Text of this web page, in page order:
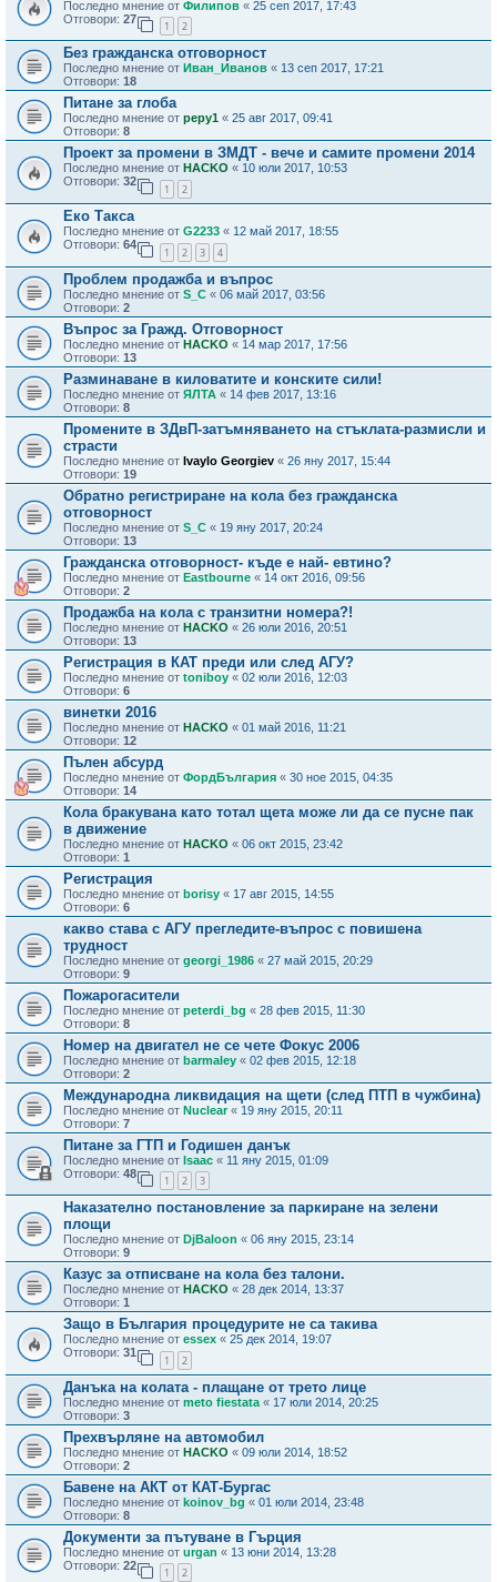
Последно мнение от Филипов « 25 сеп 2017, 17:43
Отговори: 27
1 2
Без гражданска отговорност
Последно мнение от Иван_Иванов « 13 сеп 2017, 17:21
Отговори: 18
Питане за глоба
Последно мнение от pepy1 « 25 авг 2017, 09:41
Отговори: 8
Проект за промени в ЗМДТ - вече и самите промени 2014
Последно мнение от HACKO « 10 юли 2017, 10:53
Отговори: 32
1 2
Еко Такса
Последно мнение от G2233 « 12 май 2017, 18:55
Отговори: 64
1 2 3 4
Проблем продажба и въпрос
Последно мнение от S_C « 06 май 2017, 03:56
Отговори: 2
Въпрос за Гражд. Отговорност
Последно мнение от HACKO « 14 мар 2017, 17:56
Отговори: 13
Разминаване в киловатите и конските сили!
Последно мнение от ЯЛТА « 14 фев 2017, 13:16
Отговори: 8
Промените в ЗДвП-затъмняването на стъклата-размисли и
страсти
Последно мнение от Ivaylo Georgiev « 26 яну 2017, 15:44
Отговори: 19
Обратно регистриране на кола без гражданска
отговорност
Последно мнение от S_C « 19 яну 2017, 20:24
Отговори: 13
Гражданска отговорност- къде е най- евтино?
Последно мнение от Eastbourne « 14 окт 2016, 09:56
Отговори: 2
Продажба на кола с транзитни номера?!
Последно мнение от HACKO « 26 юли 2016, 20:51
Отговори: 13
Регистрация в КАТ преди или след АГУ?
Последно мнение от toniboy « 02 юли 2016, 12:03
Отговори: 6
винетки 2016
Последно мнение от HACKO « 01 май 2016, 11:21
Отговори: 12
Пълен абсурд
Последно мнение от ФордБългария « 30 ное 2015, 04:35
Отговори: 14
Кола бракувана като тотал щета може ли да се пусне пак
в движение
Последно мнение от HACKO « 06 окт 2015, 23:42
Отговори: 1
Регистрация
Последно мнение от borisy « 17 авг 2015, 14:55
Отговори: 6
какво става с АГУ прегледите-въпрос с повишена
трудност
Последно мнение от georgi_1986 « 27 май 2015, 20:29
Отговори: 9
Пожарогасители
Последно мнение от peterdi_bg « 28 фев 2015, 11:30
Отговори: 8
Номер на двигател не се чете Фокус 2006
Последно мнение от barmaley « 02 фев 2015, 12:18
Отговори: 2
Международна ликвидация на щети (след ПТП в чужбина)
Последно мнение от Nuclear« 19 яну 2015, 20:11
Отговори: 7
Питане за ГТП и Годишен данък
Последно мнение от Isaac « 11 яну 2015, 01:09
Отговори: 48
1 2 3
Наказателно постановление за паркиране на зелени
площи
Последно мнение от DjBaloon « 06 яну 2015, 23:14
Отговори: 9
Казус за отписване на кола без талони.
Последно мнение от HACKO « 28 дек 2014, 13:37
Отговори: 1
Защо в България процедурите не са такива
Последно мнение от essex « 25 дек 2014, 19:07
Отговори: 31
1 2
Данъка на колата - плащане от трето лице
Последно мнение от meto fiestata « 17 юли 2014, 20:25
Отговори: 3
Прехвърляне на автомобил
Последно мнение от HACKO « 09 юли 2014, 18:52
Отговори: 2
Бавене на АКТ от КАТ-Бургас
Последно мнение от koinov_bg « 01 юли 2014, 23:48
Отговори: 8
Документи за пътуване в Гърция
Последно мнение от urgan « 13 юни 2014, 13:28
Отговори: 22
1 2